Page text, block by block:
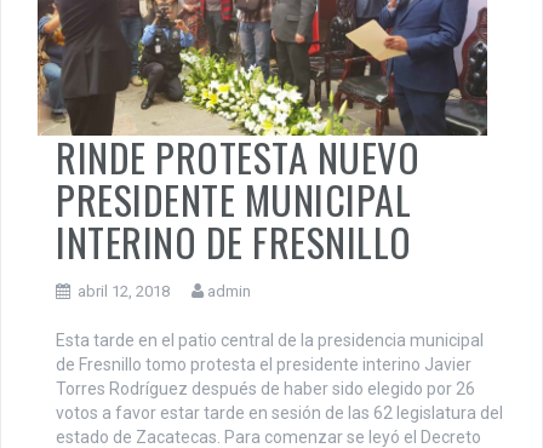
RINDE PROTESTA NUEVO
PRESIDENTE MUNICIPAL
INTERINO DE FRESNILLO
abril 12, 2018 admin
Esta tarde en el patio central de la presidencia municipal
de Fresnillo tomo protesta el presidente interino Javier
Torres Rodríguez después de haber sido elegido por 26
votos a favor estar tarde en sesión de las 62 legislatura del
estado de Zacatecas. Para comenzar se leyó el Decreto